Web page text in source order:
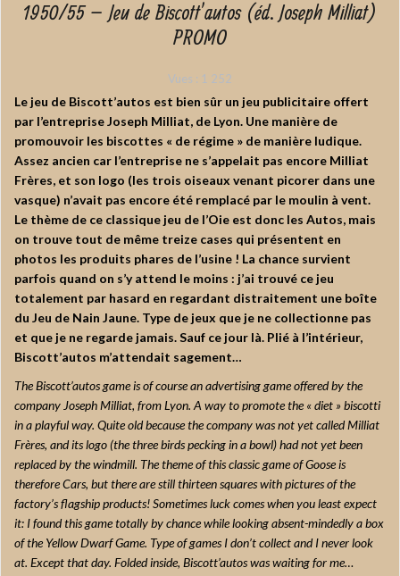
1950/55 – Jeu de Biscott’autos (éd. Joseph Milliat)
PROMO
Vues : 1 252
Le jeu de Biscott’autos est bien sûr un jeu publicitaire offert
par l’entreprise Joseph Milliat, de Lyon. Une manière de
promouvoir les biscottes « de régime » de manière ludique.
Assez ancien car l’entreprise ne s’appelait pas encore Milliat
Frères, et son logo (les trois oiseaux venant picorer dans une
vasque) n’avait pas encore été remplacé par le moulin à vent.
Le thème de ce classique jeu de l’Oie est donc les Autos, mais
on trouve tout de même treize cases qui présentent en
photos les produits phares de l’usine ! La chance survient
parfois quand on s’y attend le moins : j’ai trouvé ce jeu
totalement par hasard en regardant distraitement une boîte
du Jeu de Nain Jaune. Type de jeux que je ne collectionne pas
et que je ne regarde jamais. Sauf ce jour là. Plié à l’intérieur,
Biscott’autos m’attendait sagement…
The Biscott’autos game is of course an advertising game offered by the
company Joseph Milliat, from Lyon. A way to promote the « diet » biscotti
in a playful way. Quite old because the company was not yet called Milliat
Frères, and its logo (the three birds pecking in a bowl) had not yet been
replaced by the windmill. The theme of this classic game of Goose is
therefore Cars, but there are still thirteen squares with pictures of the
factory’s flagship products! Sometimes luck comes when you least expect
it: I found this game totally by chance while looking absent-mindedly a box
of the Yellow Dwarf Game. Type of games I don’t collect and I never look
at. Except that day. Folded inside, Biscott’autos was waiting for me…